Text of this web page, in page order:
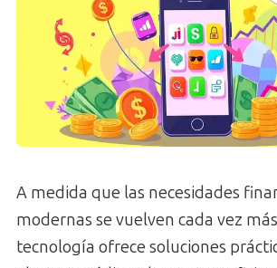
A medida que las necesidades
modernas se vuelven cada vez
tecnología ofrece soluciones